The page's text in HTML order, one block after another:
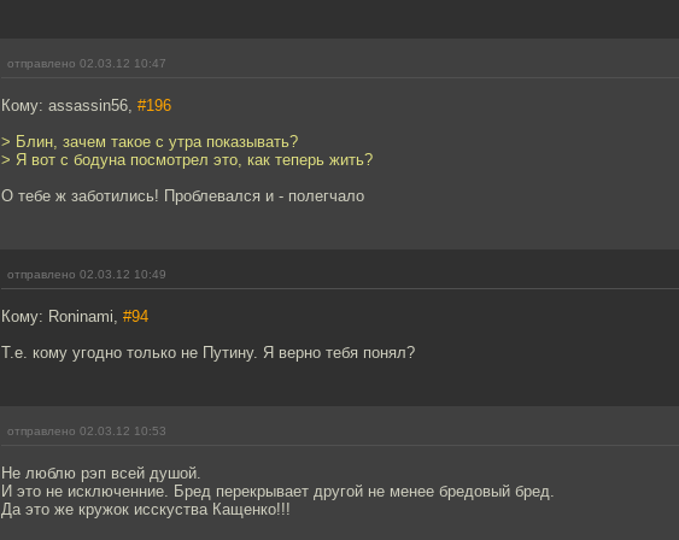
отправлено 02.03.12 10:47
Кому: assassin56, #196
> Блин, зачем такое с утра показывать?
> Я вот с бодуна посмотрел это, как теперь жить?
О тебе ж заботились! Проблевался и - полегчало
отправлено 02.03.12 10:49
Кому: Roninami, #94
Т.е. кому угодно только не Путину. Я верно тебя понял?
отправлено 02.03.12 10:53
Не люблю рэп всей душой.
И это не исключенние. Бред перекрывает другой не менее бредовый бред.
Да это же кружок исскуства Кащенко!!!